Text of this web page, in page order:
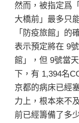
然而，被指定爲
大橋前」最多只
「防疫旅館」的
表示預定將在 9
館」，但 9號當
下，有 1,394名
京都的病床已經
力上，根本來不
前已經籌備了多